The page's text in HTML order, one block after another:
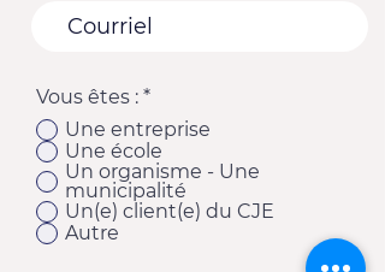
Vous êtes : *
Une entreprise
Une école
Un organisme - Une
municipalité
Un(e) client(e) du CJE
Autre